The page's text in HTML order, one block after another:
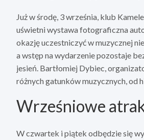
Już w środę, 3 września, klub
uświetni wystawa fotograficzna
okazję uczestniczyć w muzycznej
a wstęp na wydarzenie pozostaje
jesień. Bartłomiej Dybiec,
różnych gatunków muzycznych, od
Wrześniowe
W czwartek i piątek odbędzie się